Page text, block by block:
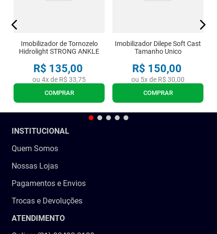
Imobilizador de Tornozelo
Hidrolight STRONG ANKLE
R$ 135,00
ou 4x de R$ 33,75
COMPRAR
Imobilizador Dilepe Soft Cast
Tamanho Unico
R$ 150,00
ou 5x de R$ 30,00
COMPRAR
INSTITUCIONAL
Quem Somos
Nossas Lojas
Pagamentos e Envios
Trocas e Devoluções
ATENDIMENTO